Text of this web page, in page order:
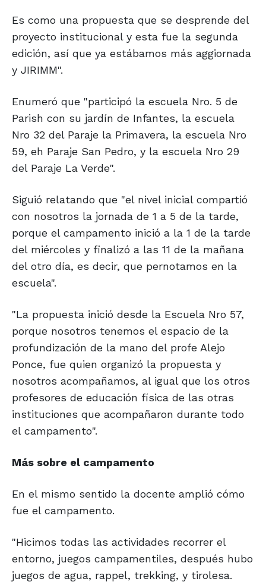
Es como una propuesta que se desprende del
proyecto institucional y esta fue la segunda
edición, así que ya estábamos más aggiornada
y JIRIMM".
Enumeró que "participó la escuela Nro. 5 de
Parish con su jardín de Infantes, la escuela
Nro 32 del Paraje la Primavera, la escuela Nro
59, eh Paraje San Pedro, y la escuela Nro 29
del Paraje La Verde".
Siguió relatando que "el nivel inicial compartió
con nosotros la jornada de 1 a 5 de la tarde,
porque el campamento inició a la 1 de la tarde
del miércoles y finalizó a las 11 de la mañana
del otro día, es decir, que pernotamos en la
escuela".
"La propuesta inició desde la Escuela Nro 57,
porque nosotros tenemos el espacio de la
profundización de la mano del profe Alejo
Ponce, fue quien organizó la propuesta y
nosotros acompañamos, al igual que los otros
profesores de educación física de las otras
instituciones que acompañaron durante todo
el campamento".
Más sobre el campamento
En el mismo sentido la docente amplió cómo
fue el campamento.
"Hicimos todas las actividades recorrer el
entorno, juegos campamentiles, después hubo
juegos de agua, rappel, trekking, y tirolesa.